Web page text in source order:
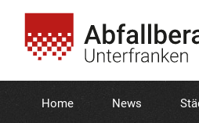
Home News